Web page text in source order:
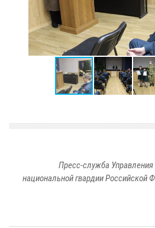
Пресс-служба
национальной гвардии Российской